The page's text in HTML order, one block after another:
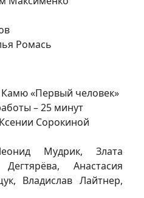
Ромась
«Первый человек»
– 25 минут
Сорокиной
Мудрик, Злата
Анастасия
Владислав Лайтнер,